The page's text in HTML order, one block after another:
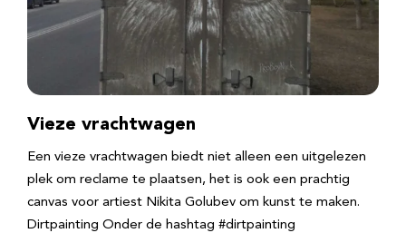
Vieze vrachtwagen
Een vieze vrachtwagen biedt niet alleen een uitgelezen
plek om reclame te plaatsen, het is ook een prachtig
canvas voor artiest Nikita Golubev om kunst te maken.
Dirtpainting Onder de hashtag #dirtpainting